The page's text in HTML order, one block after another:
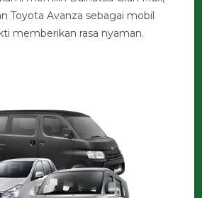
Toyota Avanza sebagai mobil
memberikan rasa nyaman.